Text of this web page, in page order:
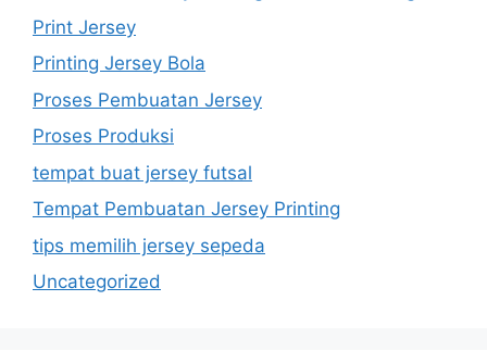
Print Jersey
Printing Jersey Bola
Proses Pembuatan Jersey
Proses Produksi
tempat buat jersey futsal
Tempat Pembuatan Jersey Printing
tips memilih jersey sepeda
Uncategorized